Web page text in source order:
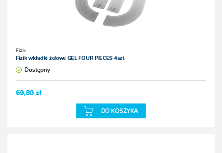
Fizik
Fizik wkładki żelowe GEL FOUR PIECES 4szt
Dostępny
69,80 zł
DO KOSZYKA